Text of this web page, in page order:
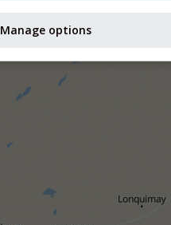
Manage options